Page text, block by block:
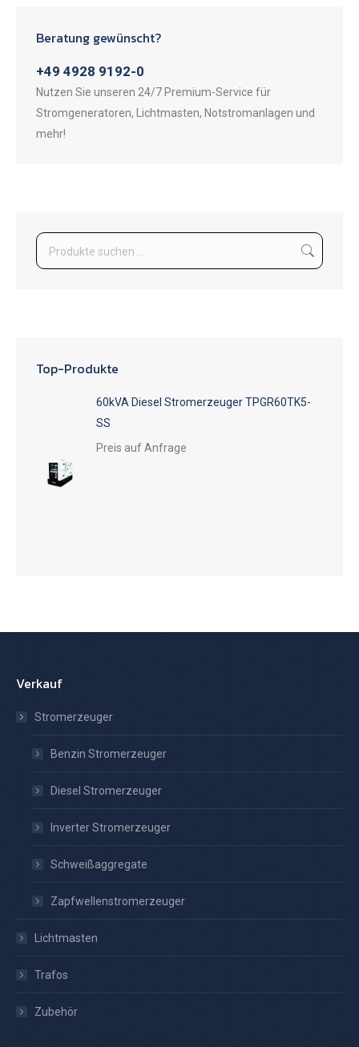
Beratung gewünscht?
+49 4928 9192-0
Nutzen Sie unseren 24/7 Premium-Service für
Stromgeneratoren, Lichtmasten, Notstromanlagen und
mehr!
Top-Produkte
60kVA Diesel Stromerzeuger TPGR60TK5-
SS
Preis auf Anfrage
Verkauf
Stromerzeuger
Benzin Stromerzeuger
Diesel Stromerzeuger
Inverter Stromerzeuger
Schweißaggregate
Zapfwellenstromerzeuger
Lichtmasten
Trafos
Zubehör